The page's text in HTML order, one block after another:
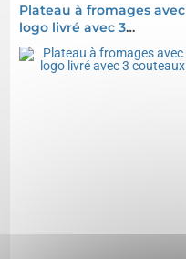
Plateau à fromages avec
logo livré avec 3
couteaux